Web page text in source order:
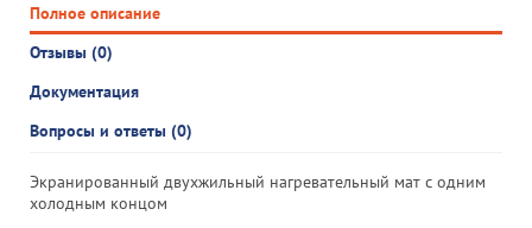
Полное описание
Отзывы (0)
Документация
Вопросы и ответы (0)
Экранированный двухжильный нагревательный мат с одним
холодным концом